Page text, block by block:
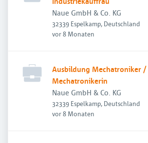
Naue GmbH & Co. KG
32339 Espelkamp, Deutschland
Veröffentlicht:
vor 8 Monaten
Ausbildung Mechatroniker /
Mechatronikerin
Naue GmbH & Co. KG
32339 Espelkamp, Deutschland
Veröffentlicht:
vor 8 Monaten